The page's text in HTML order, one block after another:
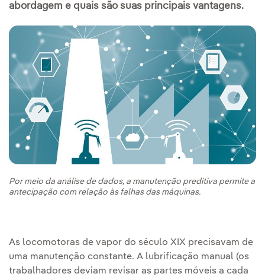
abordagem e quais são suas principais vantagens.
Por meio da análise de dados, a manutenção preditiva permite a
antecipação com relação às falhas das máquinas.
As locomotoras de vapor do século XIX precisavam de
uma manutenção constante. A lubrificação manual (os
trabalhadores deviam revisar as partes móveis a cada